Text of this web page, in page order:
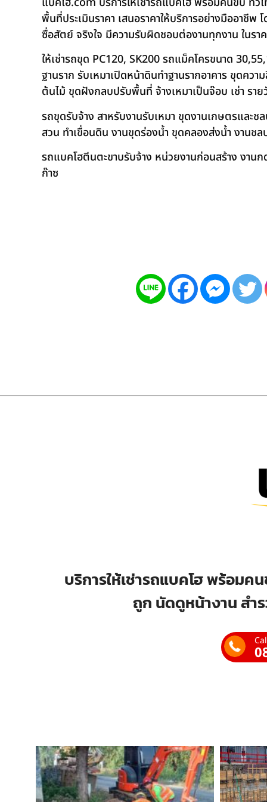
พื้นที่ประเมินราคา เสนอราคาให้บริการอย่างมืออาชี
ซื่อสัตย์ จริงใจ มีความรับผิดชอบต่องานทุกงาน ในรา
ให้เช่ารถขุด PC120, SK200 รถแม็คโครขนาด
ฐานราก รับเหมาเปิดหน้าดินทำฐานรากอาคาร ขุดค
ต้นไม้ ขุดฝังกลบปรับพื้นที่ จ้างเหมาเป็นจ๊อบ เช่า ราย
รถขุดรับจ้าง สาหรับงานรับเหมา ขุดงานเกษตรและ
สวน ทำเขื่อนดิน งานขุดร่องน้ำ ขุดคลองส่งน้ำ งานช
รถแบคโฮตีนตะขาบรับจ้าง หน่วยงานก่อนสร้าง งาน
ก๊าซ
บริการให้เช่ารถแบคโฮ พร้อมค
ถูก นัดดูหน้างาน สำ